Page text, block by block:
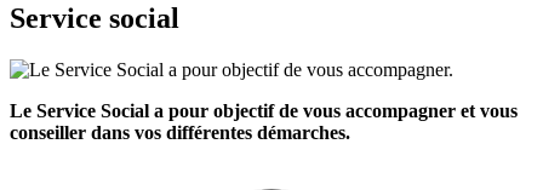
Service social
Le Service Social a pour objectif de vous accompagner et vous
conseiller dans vos différentes démarches.